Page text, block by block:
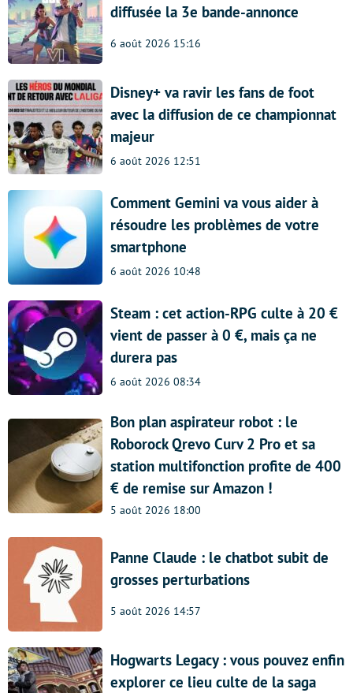
diffusée la 3e bande-annonce
6 août 2026 15:16
Disney+ va ravir les fans de foot
avec la diffusion de ce championnat
majeur
6 août 2026 12:51
Comment Gemini va vous aider à
résoudre les problèmes de votre
smartphone
6 août 2026 10:48
Steam : cet action-RPG culte à 20 €
vient de passer à 0 €, mais ça ne
durera pas
6 août 2026 08:34
Bon plan aspirateur robot : le
Roborock Qrevo Curv 2 Pro et sa
station multifonction profite de 400
€ de remise sur Amazon !
5 août 2026 18:00
Panne Claude : le chatbot subit de
grosses perturbations
5 août 2026 14:57
Hogwarts Legacy : vous pouvez enfin
explorer ce lieu culte de la saga